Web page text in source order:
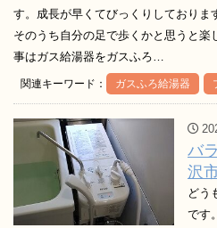
す。成長が早くてびっくりしておりま
そのうち自分の足で歩くかと思うと
事はガス給湯器をガスふろ…
関連キーワード： ガスふろ給湯器
バ
沢
どう
です